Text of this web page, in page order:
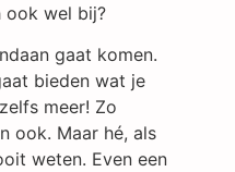
ook wel bij?
gaat komen.
bieden wat je
meer! Zo
ook. Maar hé, als
weten. Even een